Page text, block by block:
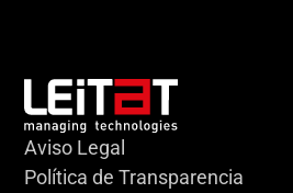
Aviso Legal
Política de Transparencia